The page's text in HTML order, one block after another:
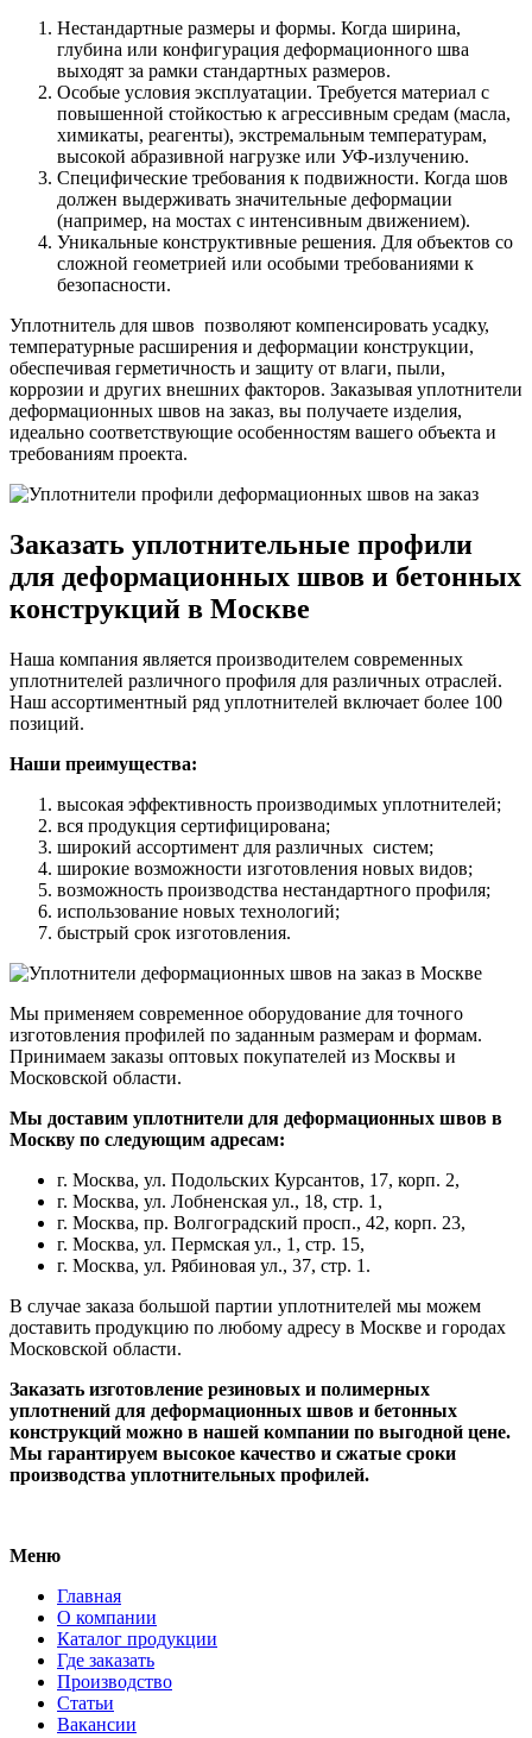
Нестандартные размеры и формы. Когда ширина,
глубина или конфигурация деформационного шва
выходят за рамки стандартных размеров.
Особые условия эксплуатации. Требуется материал с
повышенной стойкостью к агрессивным средам (масла,
химикаты, реагенты), экстремальным температурам,
высокой абразивной нагрузке или УФ-излучению.
Специфические требования к подвижности. Когда шов
должен выдерживать значительные деформации
(например, на мостах с интенсивным движением).
Уникальные конструктивные решения. Для объектов со
сложной геометрией или особыми требованиями к
безопасности.
Уплотнитель для швов позволяют компенсировать усадку,
температурные расширения и деформации конструкции,
обеспечивая герметичность и защиту от влаги, пыли,
коррозии и других внешних факторов. Заказывая уплотнители
деформационных швов на заказ, вы получаете изделия,
идеально соответствующие особенностям вашего объекта и
требованиям проекта.
Заказать уплотнительные профили
для деформационных швов и бетонных
конструкций в Москве
Наша компания является производителем современных
уплотнителей различного профиля для различных отраслей.
Наш ассортиментный ряд уплотнителей включает более 100
позиций.
Наши преимущества:
высокая эффективность производимых уплотнителей;
вся продукция сертифицирована;
широкий ассортимент для различных систем;
широкие возможности изготовления новых видов;
возможность производства нестандартного профиля;
использование новых технологий;
быстрый срок изготовления.
Мы применяем современное оборудование для точного
изготовления профилей по заданным размерам и формам.
Принимаем заказы оптовых покупателей из Москвы и
Московской области.
Мы доставим уплотнители для деформационных швов в
Москву по следующим адресам:
г. Москва, ул. Подольских Курсантов, 17, корп. 2,
г. Москва, ул. Лобненская ул., 18, стр. 1,
г. Москва, пр. Волгоградский просп., 42, корп. 23,
г. Москва, ул. Пермская ул., 1, стр. 15,
г. Москва, ул. Рябиновая ул., 37, стр. 1.
В случае заказа большой партии уплотнителей мы можем
доставить продукцию по любому адресу в Москве и городах
Московской области.
Заказать изготовление резиновых и полимерных
уплотнений для деформационных швов и бетонных
конструкций можно в нашей компании по выгодной цене.
Мы гарантируем высокое качество и сжатые сроки
производства уплотнительных профилей.
Меню
Главная
О компании
Каталог продукции
Где заказать
Производство
Статьи
Вакансии